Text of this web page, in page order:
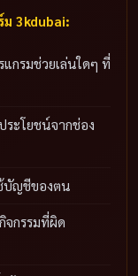
3kdubai:
กรมช่วยเล่นใดๆ ที่
ระโยชน์จากช่อง
บัญชีของตน
จกรรมที่ผิด